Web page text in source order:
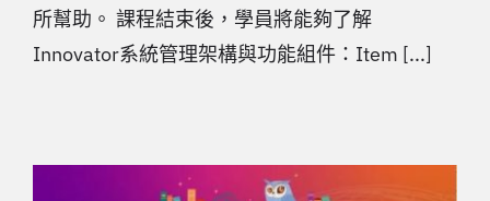
所幫助。 課程結束後，學員將能夠了解
Innovator系統管理架構與功能組件：Item [...]